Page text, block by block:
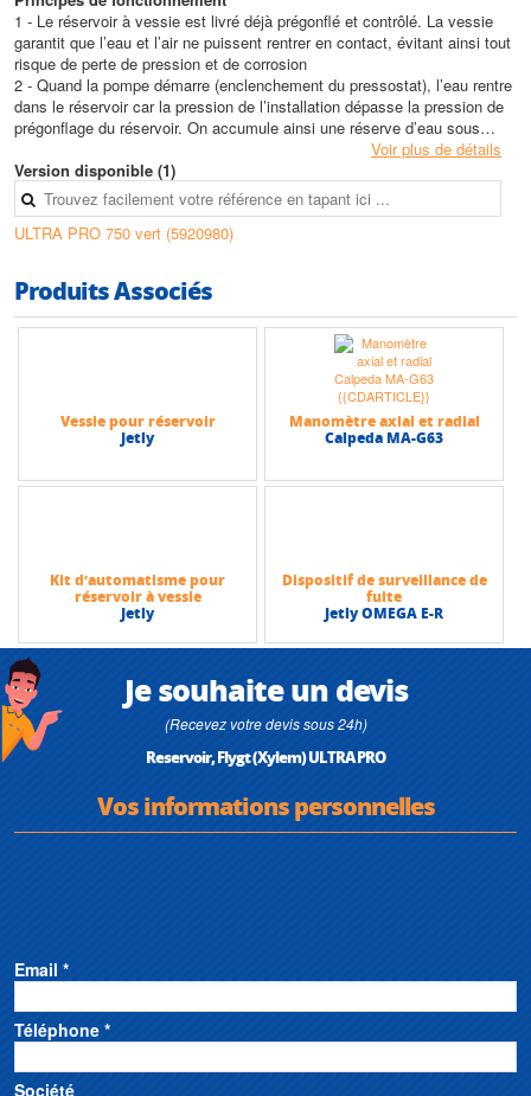
1 - Le réservoir à vessie est livré déjà prégonflé et contrôlé. La vessie
garantit que l’eau et l’air ne puissent rentrer en contact, évitant ainsi tout
risque de perte de pression et de corrosion
2 - Quand la pompe démarre (enclenchement du pressostat), l’eau rentre
dans le réservoir car la pression de l’installation dépasse la pression de
prégonflage du réservoir. On accumule ainsi une réserve d’eau sous
3 - Quand la pression à l’intérieur du réservoir atteint la pression de
déclenchement du pressostat, la pompe s’arrête. La quantité max d’eau
a été accumulée sous pression dans le réservoir
4 - Lorsqu’on soutire de l’eau à un robinet, la pression contenue dans le
volume a été calculé correctement, on réduit au max les démarrages de
la pompe
Les réservoirs sont prégonflés en usine. En général, la pression de
gonflage du réservoir doit se situer légèrement au-dessous de la pression
d'enclenchement du contacteur-mano (environ 200 grammes / 0,2 bars)
AVANT MISE EN SERVICE, CONTRÔLER ET AJUSTER LA
PRESSION DE GONFLAGE DU RÉSERVOIR
Caractéristiques techniques
Voir plus de détails
Version disponible (1)
ULTRA PRO 750 vert (5920980)
Produits Associés
Vessie pour réservoir
Jetly
Manomètre axial et radial
Calpeda MA-G63
Kit d’automatisme pour
réservoir à vessie
Jetly
Dispositif de surveillance de
fuite
Jetly OMEGA E-R
Je souhaite un devis
(Recevez votre devis sous 24h)
Reservoir, Flygt (Xylem) ULTRA PRO
Vos informations personnelles
Email *
Téléphone *
Société